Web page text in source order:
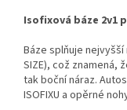
Isofixová báze 2v1
Báze splňuje
SIZE), což znamená,
tak boční náraz.
ISOFIXU a opěrné